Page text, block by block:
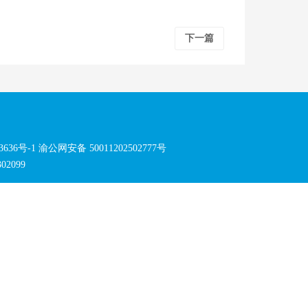
下一篇
号-1 渝公网安备 50011202502777号